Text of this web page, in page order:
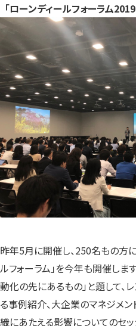
「ローンディールフォーラム
昨年5月に開催し、250名もの方
ルフォーラム」を今年も開催しま
動化の先にあるもの」と題して、
る事例紹介、大企業のマネジメ
織にあたえる影響についてのセッ